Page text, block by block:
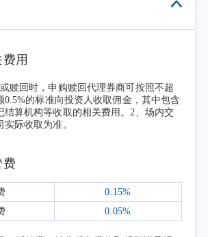
、金融等行业龙头盈利保持稳
市场整体震荡运行，资金在成
期、行业盈利周期相关性较
宗商品价格阶段性上行的上游资
业绩确定性的高端制造龙头表现
用
赎回时，申购赎回代理券商可按照不超
0.5%的标准向投资人收取佣金，其中包含
结算机构等收取的相关费用。2、场内交
际收取为准。
费
0.15%
0.05%